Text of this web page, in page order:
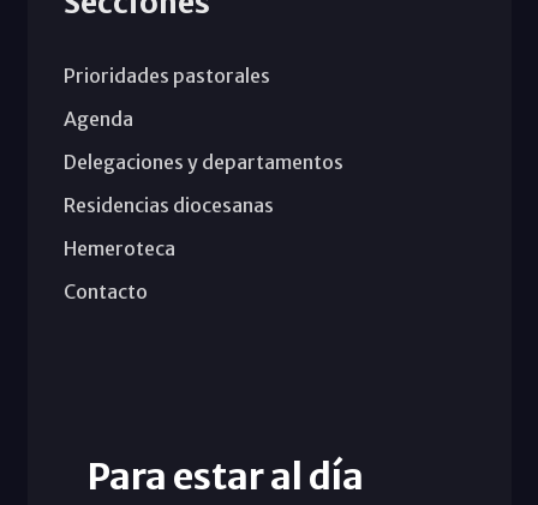
Prioridades pastorales
Agenda
Delegaciones y departamentos
Residencias diocesanas
Hemeroteca
Contacto
Para estar al día